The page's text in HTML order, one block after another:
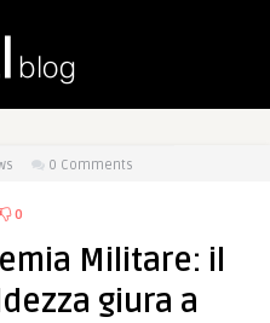
0 Comments
0
Militare: il
giura a